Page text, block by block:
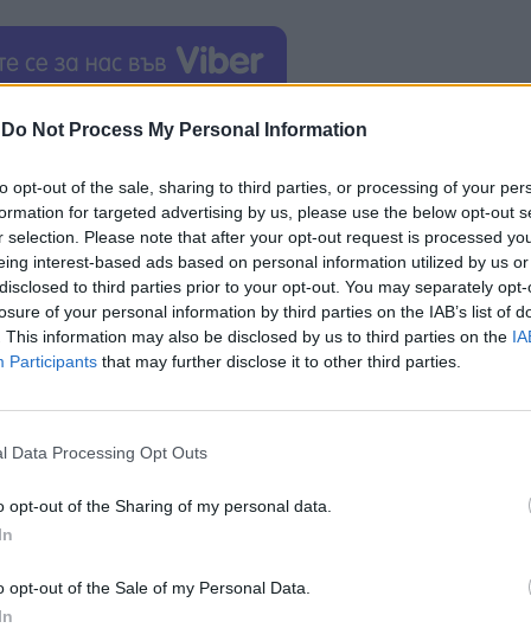
Do Not Process My Personal Information
opt-out of the sale, sharing to third parties, or processing of your
for targeted advertising by us, please use the below opt-out
selection. Please note that after your opt-out request is processed
interest-based ads based on personal information utilized by us
to third parties prior to your opt-out. You may separately
of your personal information by third parties on the IAB’s list of
This information may also be disclosed by us to third parties on the
Participants that may further disclose it to other third parties.
Data Processing Opt Outs
opt-out of the Sharing of my personal data.
opt-out of the Sale of my Personal Data.
мрежа.Трасето е по направлението
Калкута и е най-краткият път, свързващ
„Калотина“ – София осигурява връзка към
за пътуванеи ще се осигурят удобни и
ДЗЗД, а стойността на договора е 164 990
НОВИНИ »